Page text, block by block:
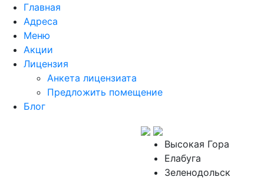
Главная
Адреса
Меню
Акции
Лицензия
Анкета лицензиата
Предложить помещение
Блог
Высокая Гора
Елабуга
Зеленодольск